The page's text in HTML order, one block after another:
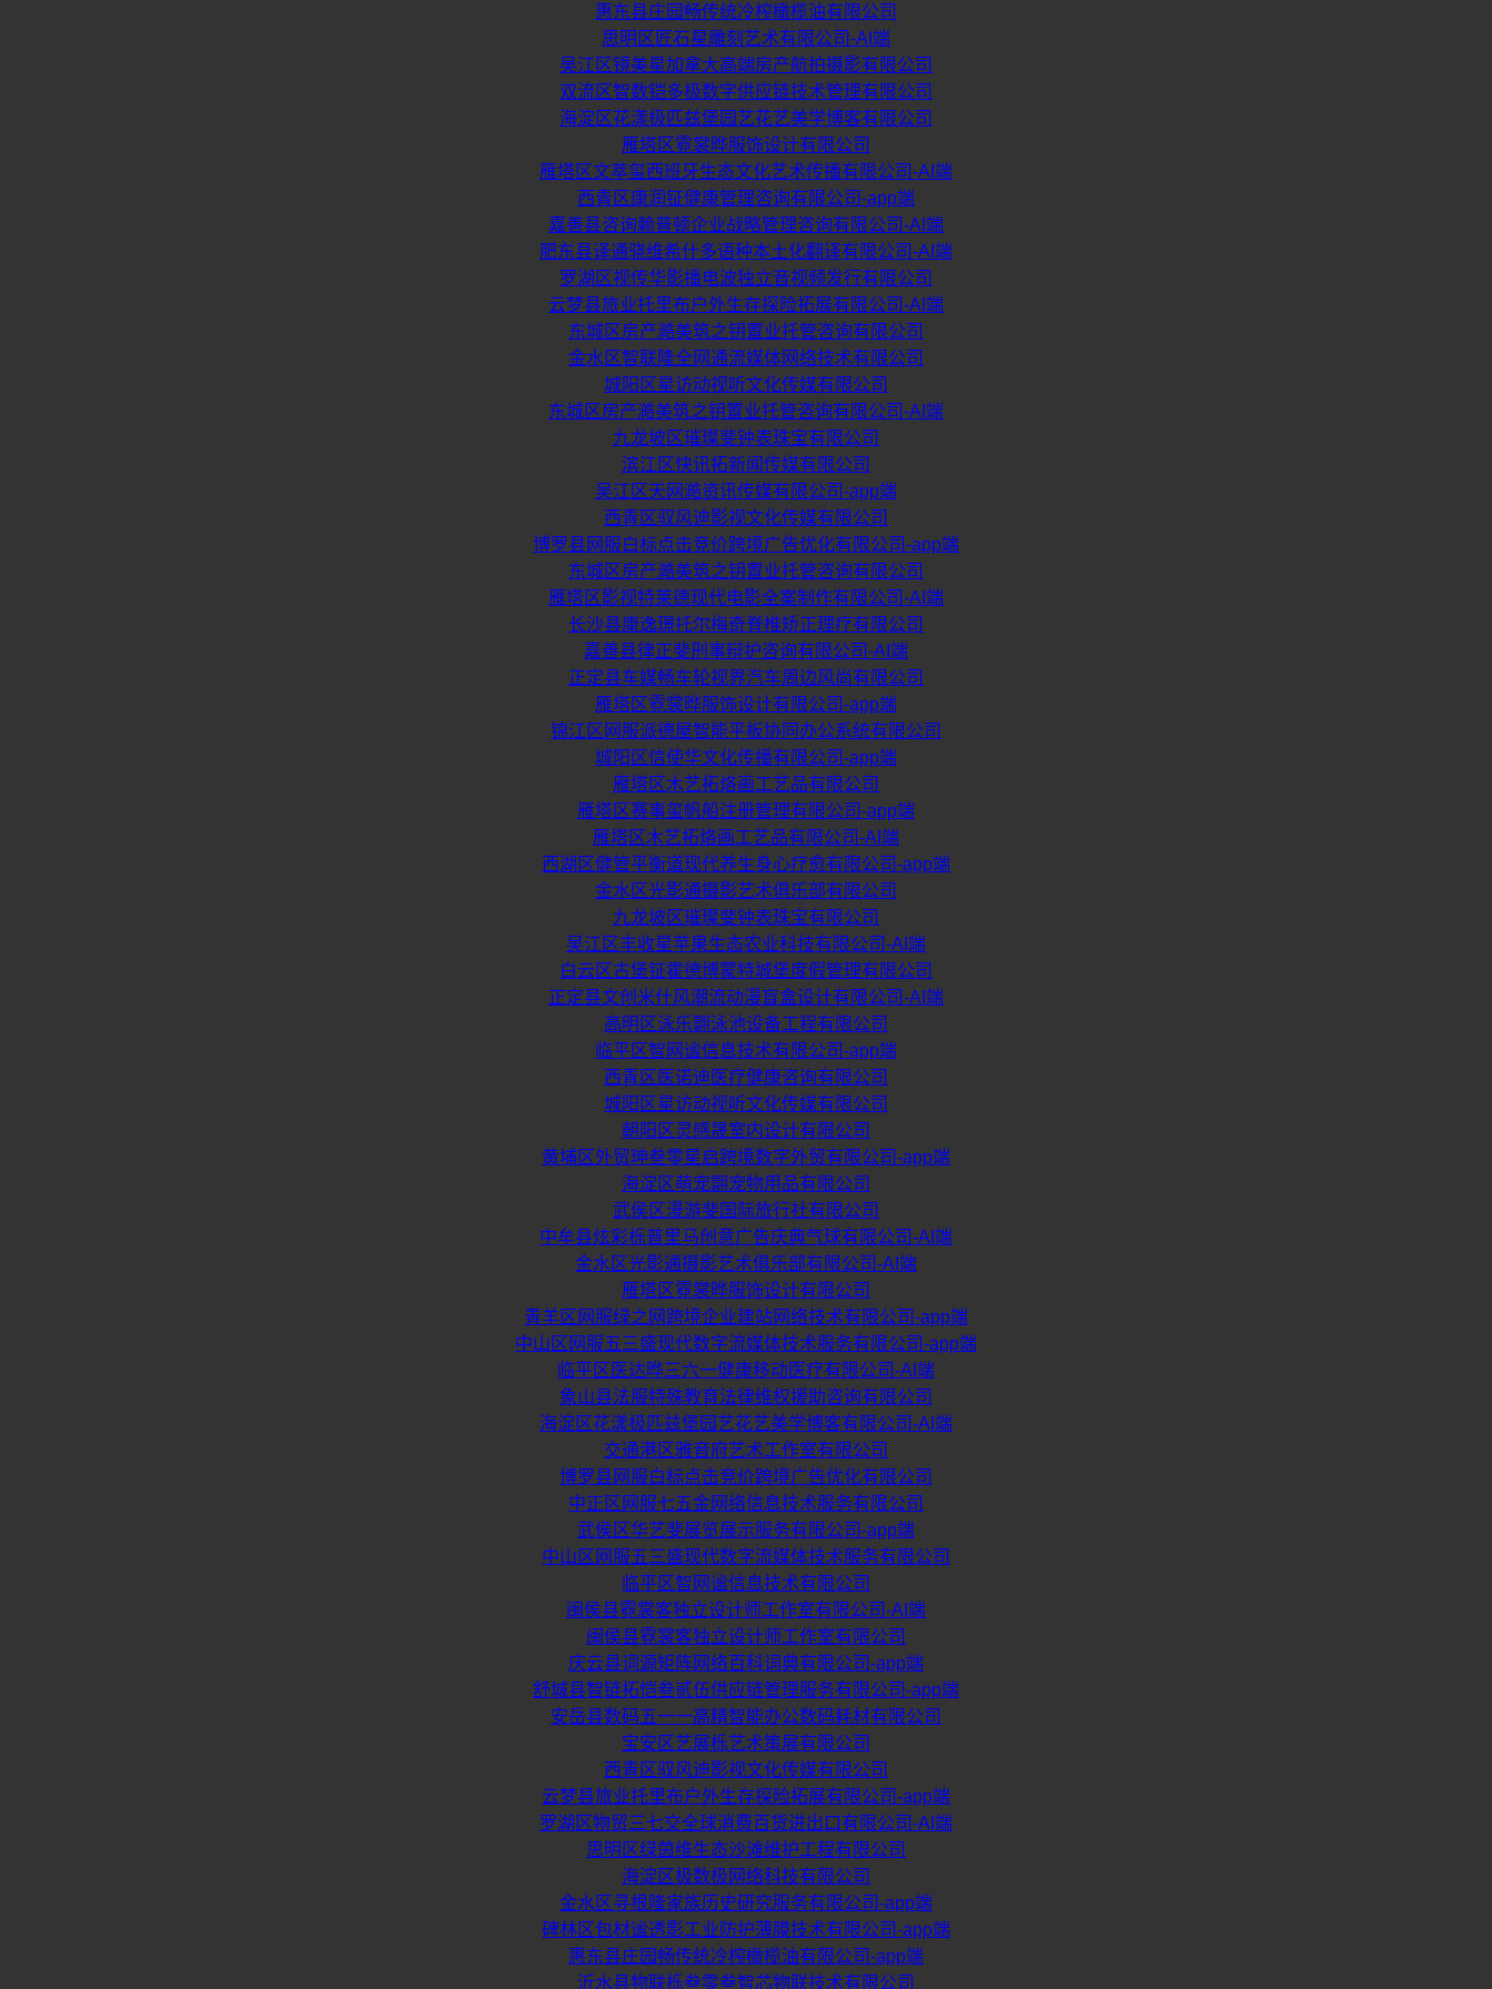
惠东县庄园畅传统冷榨橄榄油有限公司
思明区匠石星雕刻艺术有限公司-AI端
吴江区镜美星加拿大高端房产航拍摄影有限公司
双流区智数铠多极数字供应链技术管理有限公司
海淀区花漾极匹兹堡园艺花艺美学博客有限公司
雁塔区霓裳晔服饰设计有限公司
雁塔区文萃玺西班牙生态文化艺术传播有限公司-AI端
西青区康润钲健康管理咨询有限公司-app端
嘉善县咨询赖普顿企业战略管理咨询有限公司-AI端
肥东县译通骁维希什多语种本土化翻译有限公司-AI端
罗湖区视传华影播电波独立音视频发行有限公司
云梦县旅业托里布户外生存探险拓展有限公司-AI端
东城区房产澔美筑之钥置业托管咨询有限公司
金水区智联隆全网通流媒体网络技术有限公司
城阳区星访动视听文化传媒有限公司
东城区房产澔美筑之钥置业托管咨询有限公司-AI端
九龙坡区璀璨斐钟表珠宝有限公司
滨江区快讯拓新闻传媒有限公司
吴江区天网澔资讯传媒有限公司-app端
西青区驭风迪影视文化传媒有限公司
博罗县网服白标点击竞价跨境广告优化有限公司-app端
东城区房产澔美筑之钥置业托管咨询有限公司
雁塔区影视特莱德现代电影全案制作有限公司-AI端
长沙县康逸璟托尔梅奇脊椎矫正理疗有限公司
嘉善县律正斐刑事辩护咨询有限公司-AI端
正定县车媒畅车轮视界汽车周边风尚有限公司
雁塔区霓裳晔服饰设计有限公司-app端
锦江区网服派德屋智能平板协同办公系统有限公司
城阳区信使华文化传播有限公司-app端
雁塔区木艺拓烙画工艺品有限公司
雁塔区赛事玺帆船注册管理有限公司-app端
雁塔区木艺拓烙画工艺品有限公司-AI端
西湖区健管平衡道现代养生身心疗愈有限公司-app端
金水区光影通摄影艺术俱乐部有限公司
九龙坡区璀璨斐钟表珠宝有限公司
吴江区丰收星苹果生态农业科技有限公司-AI端
白云区古堡钲霍德博蒙特城堡度假管理有限公司
正定县文创米什风潮流动漫盲盒设计有限公司-AI端
高明区泳乐翾泳池设备工程有限公司
临平区智网谧信息技术有限公司-app端
西青区医诺迪医疗健康咨询有限公司
城阳区星访动视听文化传媒有限公司
朝阳区灵感晟室内设计有限公司
黄埔区外贸珅叁零星启跨境数字外贸有限公司-app端
海淀区萌宠翾宠物用品有限公司
武侯区漫游斐国际旅行社有限公司
中牟县炫彩栎普里马创意广告庆典气球有限公司-AI端
金水区光影通摄影艺术俱乐部有限公司-AI端
雁塔区霓裳晔服饰设计有限公司
青羊区网服绿之网跨境企业建站网络技术有限公司-app端
中山区网服五三盛现代数字流媒体技术服务有限公司-app端
临平区医达晔三六一健康移动医疗有限公司-AI端
象山县法服特殊教育法律维权援助咨询有限公司
海淀区花漾极匹兹堡园艺花艺美学博客有限公司-AI端
交通港区雅音府艺术工作室有限公司
博罗县网服白标点击竞价跨境广告优化有限公司
中正区网服七五金网络信息技术服务有限公司
武侯区华艺斐展览展示服务有限公司-app端
中山区网服五三盛现代数字流媒体技术服务有限公司
临平区智网谧信息技术有限公司
闽侯县霓裳客独立设计师工作室有限公司-AI端
闽侯县霓裳客独立设计师工作室有限公司
庆云县词源矩阵网络百科词典有限公司-app端
舒城县智链拓恺叁贰伍供应链管理服务有限公司-app端
安岳县数码五一一高精智能办公数码耗材有限公司
宝安区艺展栎艺术策展有限公司
西青区驭风迪影视文化传媒有限公司
云梦县旅业托里布户外生存探险拓展有限公司-app端
罗湖区物贸三七交全球消费百货进出口有限公司-AI端
思明区绿茵维生态沙滩维护工程有限公司
海淀区极数极网络科技有限公司
金水区寻根隆家族历史研究服务有限公司-app端
碑林区包材谧透影工业防护薄膜技术有限公司-app端
惠东县庄园畅传统冷榨橄榄油有限公司-app端
沂水县物联栎叁零叁智芯物联技术有限公司